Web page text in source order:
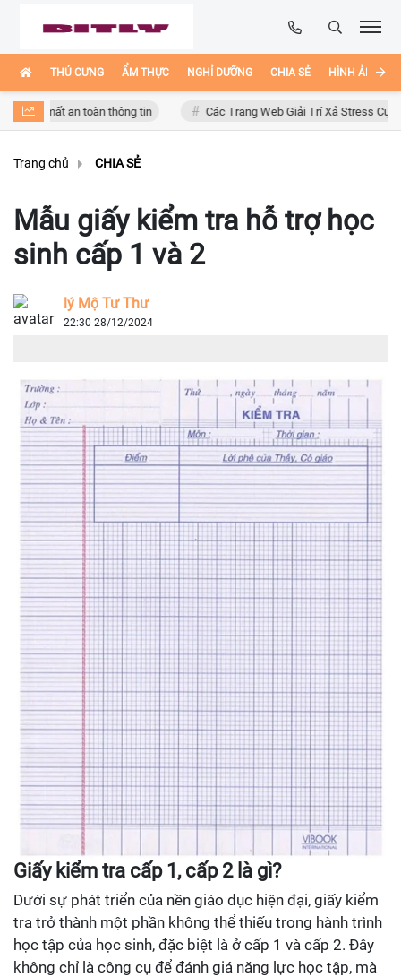
THÚ CƯNG ẨM THỰC NGHỈ DƯỠNG CHIA SẺ HÌNH ẢNH
an toàn thông tin Các Trang Web Giải Trí Xả Stress Cực Hay Ho
Trang chủ CHIA SẺ
Mẫu giấy kiểm tra hỗ trợ học
sinh cấp 1 và 2
lý Mộ Tư Thư
22:30 28/12/2024
Giấy kiểm tra cấp 1, cấp 2 là gì?
Dưới sự phát triển của nền giáo dục hiện đại, giấy kiểm
tra trở thành một phần không thể thiếu trong hành trình
học tập của học sinh, đặc biệt là ở cấp 1 và cấp 2. Đây
không chỉ là công cụ để đánh giá năng lực học tập, mà